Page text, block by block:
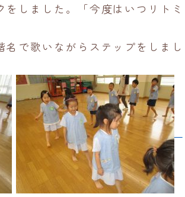
しました。「今度はいつリト
名で歌いながらステップをしま